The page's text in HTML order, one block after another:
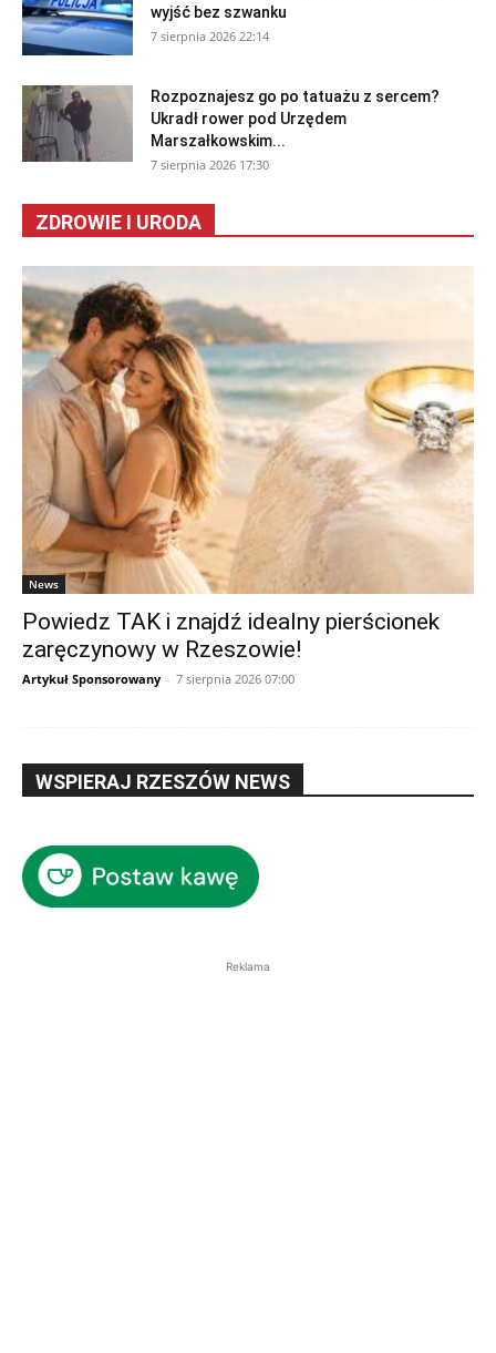
wyjść bez szwanku
7 sierpnia 2026 22:14
Rozpoznajesz go po tatuażu z sercem?
Ukradł rower pod Urzędem
Marszałkowskim...
7 sierpnia 2026 17:30
ZDROWIE I URODA
News
Powiedz TAK i znajdź idealny pierścionek
zaręczynowy w Rzeszowie!
Artykuł Sponsorowany - 7 sierpnia 2026 07:00
WSPIERAJ RZESZÓW NEWS
Reklama